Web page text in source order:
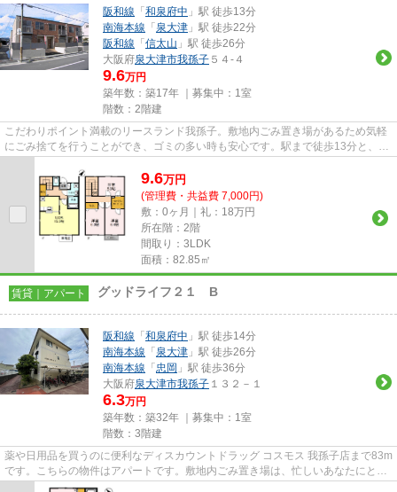
阪和線 「 和泉府中 」駅 徒歩13分
南海本線 「 泉大津 」駅 徒歩22分
阪和線 「 信太山 」駅 徒歩26分
大阪府泉大津市我孫子 ５４-４
9.6万円
築年数：築17年 ｜募集中： 1室
階数：2階建
こだわりポイント満載のリースランド我孫子。敷地内ごみ置き場があるため気軽
にごみ捨てを行うことができ、ゴミの多い時も安心です。駅まで徒歩13分と、立
9.6万円
(管理費・共益費 7,000円)
敷：0ヶ月｜礼：18万円
所在階：2階
間取り：3LDK
面積：82.85㎡
賃貸｜アパート グッドライフ２１ B
阪和線 「 和泉府中 」駅 徒歩14分
南海本線 「 泉大津 」駅 徒歩26分
南海本線 「 忠岡 」駅 徒歩36分
大阪府泉大津市我孫子 １３２－１
6.3万円
築年数：築32年 ｜募集中： 1室
階数：3階建
薬や日用品を買うのに便利なディスカウントドラッグ コスモス 我孫子店まで83m
です。こちらの物件はアパートです。敷地内ごみ置き場は、忙しいあなたにとっ
てマストな条件ではないでし...